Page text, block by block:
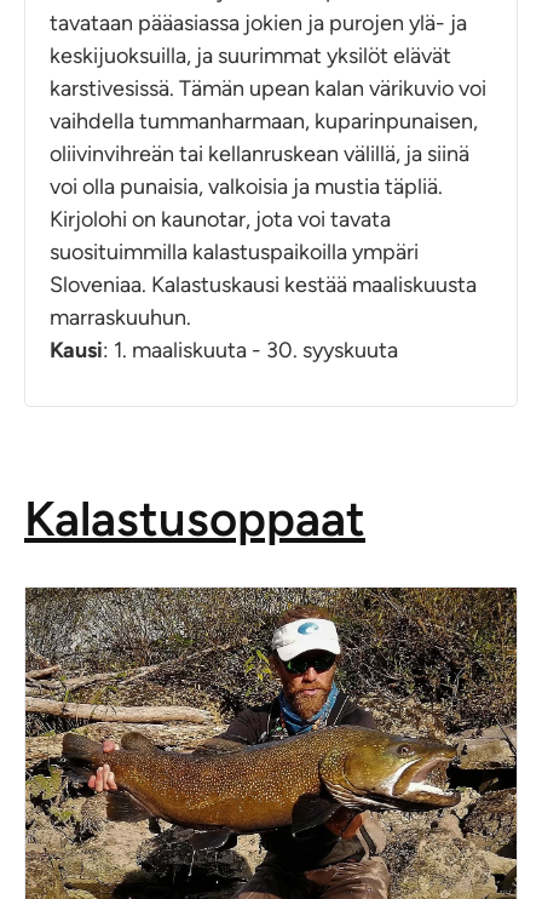
tavataan pääasiassa jokien ja purojen ylä- ja
keskijuoksuilla, ja suurimmat yksilöt elävät
karstivesissä. Tämän upean kalan värikuvio voi
vaihdella tummanharmaan, kuparinpunaisen,
oliivinvihreän tai kellanruskean välillä, ja siinä
voi olla punaisia, valkoisia ja mustia täpliä.
Kirjolohi on kaunotar, jota voi tavata
suosituimmilla kalastuspaikoilla ympäri
Sloveniaa. Kalastuskausi kestää maaliskuusta
marraskuuhun.
Kausi: 1. maaliskuuta - 30. syyskuuta
Kalastusoppaat